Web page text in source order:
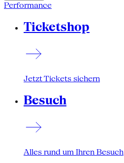
Performance
Ticketshop
Jetzt Tickets sichern
Besuch
Alles rund um Ihren Besuch